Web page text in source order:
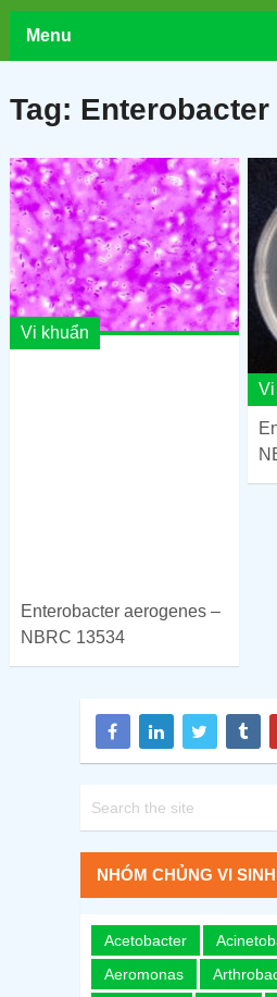
Menu
Tag: Enterobacter
Vi khuẩn
Enterobacter aerogenes –
NBRC 13534
NHÓM CHỦNG VI
Acetobacter
Aeromonas